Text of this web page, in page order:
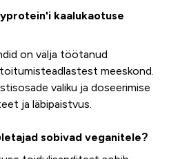
kaalukaotuse
on välja töötanud
meeskond.
valiku ja doseerimise
ja läbipaistvus.
sobivad veganitele?